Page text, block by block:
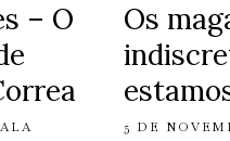
– O
Os
5 DE